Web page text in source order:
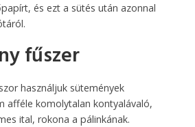
és ezt a sütés után azonnal
fűszer
használjuk sütemények
afféle komolytalan kontyalávaló,
ital, rokona a pálinkának.